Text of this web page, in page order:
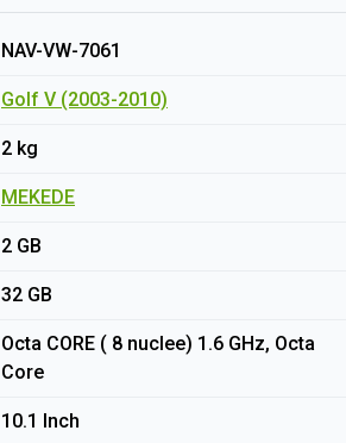
NAV-VW-7061
Golf V (2003-2010)
2 kg
MEKEDE
2 GB
32 GB
Octa CORE ( 8 nuclee) 1.6 GHz, Octa
Core
10.1 Inch